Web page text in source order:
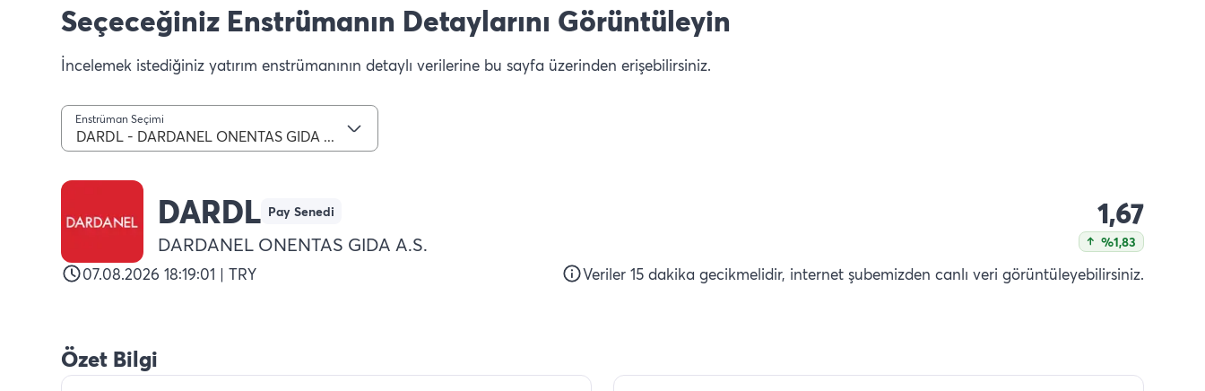
Seçeceğiniz Enstrümanın Detaylarını Görüntüleyin
İncelemek istediğiniz yatırım enstrümanının detaylı verilerine bu sayfa üzerinden erişebilirsiniz.
Enstrüman Seçimi
DARDL - DARDANEL ONENTAS GIDA A.S.
DARDL Pay Senedi
DARDANEL ONENTAS GIDA A.S.
1,67
%1,83
07.08.2026 18:19:01 | TRY Veriler 15 dakika gecikmelidir, internet şubemizden canlı veri görüntüleyebilirsiniz.
Özet Bilgi